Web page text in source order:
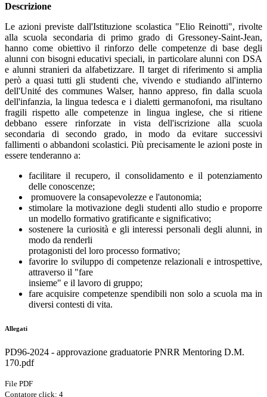
Descrizione
Le azioni previste dall'Istituzione scolastica "Elio Reinotti", rivolte
alla scuola secondaria di primo grado di Gressoney-Saint-Jean,
hanno come obiettivo il rinforzo delle competenze di base degli
alunni con bisogni educativi speciali, in particolare alunni con DSA
e alunni stranieri da alfabetizzare. Il target di riferimento si amplia
però a quasi tutti gli studenti che, vivendo e studiando all'interno
dell'Unité des communes Walser, hanno appreso, fin dalla scuola
dell'infanzia, la lingua tedesca e i dialetti germanofoni, ma risultano
fragili rispetto alle competenze in lingua inglese, che si ritiene
debbano essere rinforzate in vista dell'iscrizione alla scuola
secondaria di secondo grado, in modo da evitare successivi
fallimenti o abbandoni scolastici. Più precisamente le azioni poste in
essere tenderanno a:
facilitare il recupero, il consolidamento e il potenziamento
delle conoscenze;
promuovere la consapevolezze e l'autonomia;
stimolare la motivazione degli studenti allo studio e proporre
un modello formativo gratificante e significativo;
sostenere la curiosità e gli interessi personali degli alunni, in
modo da renderli
protagonisti del loro processo formativo;
favorire lo sviluppo di competenze relazionali e introspettive,
attraverso il "fare
insieme" e il lavoro di gruppo;
fare acquisire competenze spendibili non solo a scuola ma in
diversi contesti di vita.
Allegati
PD96-2024 - approvazione graduatorie PNRR Mentoring D.M.
170.pdf
File PDF
Contatore click: 4